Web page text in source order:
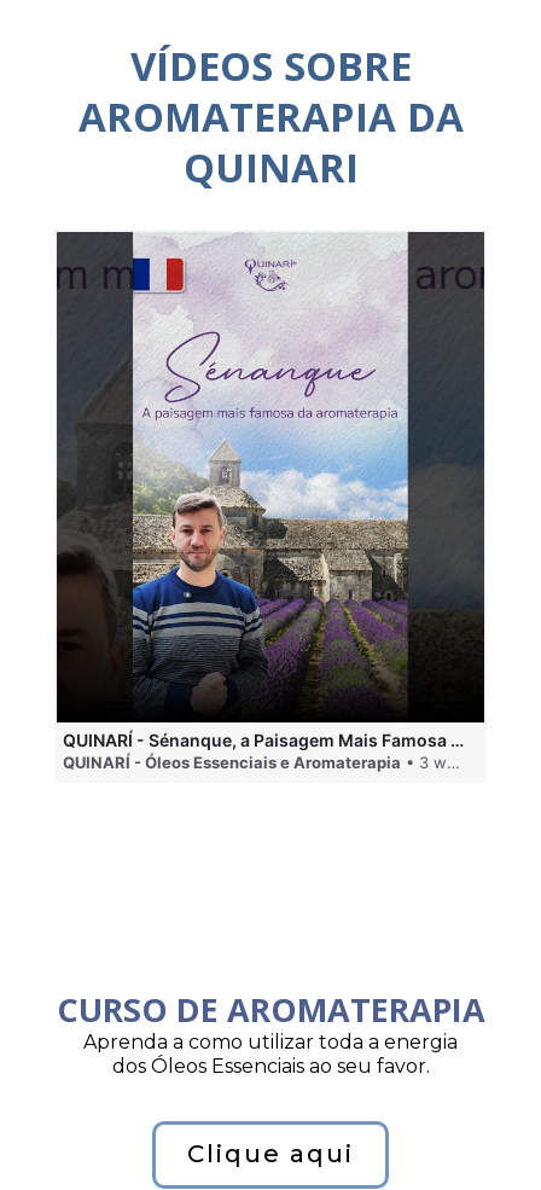
VÍDEOS SOBRE
AROMATERAPIA DA
QUINARI
QUINARÍ - Sénanque, a Paisagem Mais Famosa da Aromaterapia
QUINARÍ - Óleos Essenciais e Aromaterapia • 3 weeks ago
CURSO DE AROMATERAPIA
Aprenda a como utilizar toda a energia
dos Óleos Essenciais ao seu favor.
Clique aqui